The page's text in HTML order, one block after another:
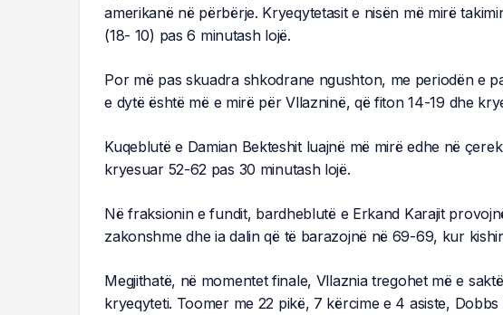
amerikanë në përbërje. Kryeqytetasit e nisën më mirë
(18- 10) pas 6 minutash lojë.
Por më pas skuadra shkodrane ngushton, me periodën e
e dytë është më e mirë për Vllazninë, që fiton 14-19 dhe
Kuqeblutë e Damian Bekteshit luajnë më mirë edhe në
kryesuar 52-62 pas 30 minutash lojë.
Në fraksionin e fundit, bardheblutë e Erkand Karajit
zakonshme dhe ia dalin që të barazojnë në 69-69, kur
Megjithatë, në momentet finale, Vllaznia tregohet më e
kryeqyteti. Toomer me 22 pikë, 7 kërcime e 4 asiste,